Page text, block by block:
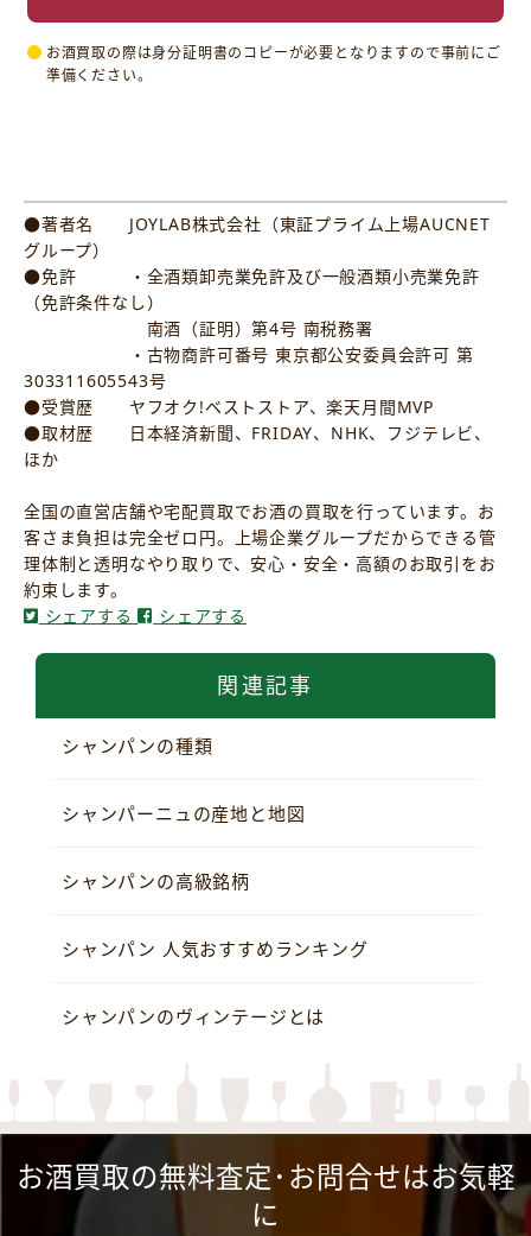
お酒買取の際は身分証明書のコピーが必要となりますので事前にご
準備ください。
●著者名 JOYLAB株式会社（東証プライム上場AUCNET
グループ）
●免許 ・全酒類卸売業免許及び一般酒類小売業免許
（免許条件なし）
南酒（証明）第4号 南税務署
・古物商許可番号 東京都公安委員会許可 第
303311605543号
●受賞歴 ヤフオク!ベストストア、楽天月間MVP
●取材歴 日本経済新聞、FRIDAY、NHK、フジテレビ、
ほか
全国の直営店舗や宅配買取でお酒の買取を行っています。お
客さま負担は完全ゼロ円。上場企業グループだからできる管
理体制と透明なやり取りで、安心・安全・高額のお取引をお
約束します。
シェアする
シェアする
関連記事
シャンパンの種類
シャンパーニュの産地と地図
シャンパンの高級銘柄
シャンパン 人気おすすめランキング
シャンパンのヴィンテージとは
お酒買取の無料査定･お問合せはお気軽
に